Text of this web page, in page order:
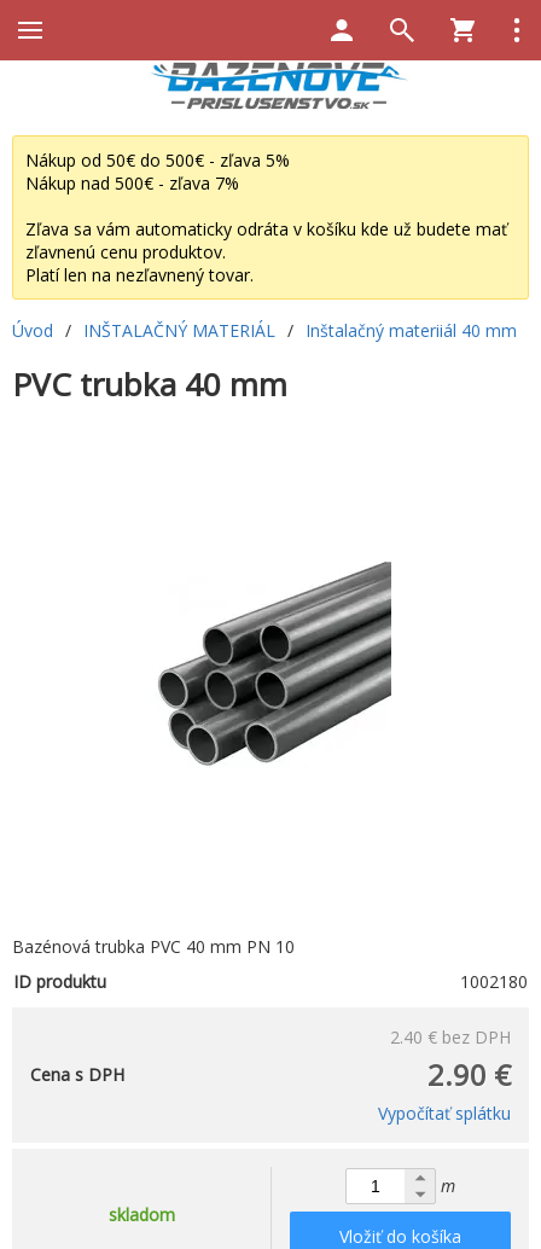
Nákup od 50€ do 500€ - zľava 5%
Nákup nad 500€ - zľava 7%
Zľava sa vám automaticky odráta v košíku kde už budete mať
zľavnenú cenu produktov.
Platí len na nezľavnený tovar.
Úvod / INŠTALAČNÝ MATERIÁL / Inštalačný materiiál 40 mm
PVC trubka 40 mm
Bazénová trubka PVC 40 mm PN 10
ID produktu
1002180
2.40 € bez DPH
2.90 €
Cena s DPH
Vypočítať splátku
skladom
m
Vložiť do košíka